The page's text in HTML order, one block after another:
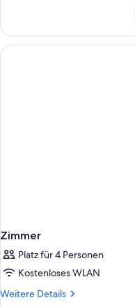
Einzelzimmer
Zimmer
Platz für 4 Personen
Kostenloses WLAN
Weitere Details
Weitere